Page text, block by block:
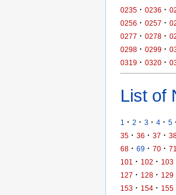
0235 · 0236 ·
0256 · 0257 ·
0277 · 0278 ·
0298 · 0299 ·
0319 · 0320 ·
List of
1 · 2 · 3 · 4 · 5 ·
35 · 36 · 37 ·
68 · 69 · 70 · 71
101
· 102 · 103
127 · 128 · 129
153 · 154 · 155